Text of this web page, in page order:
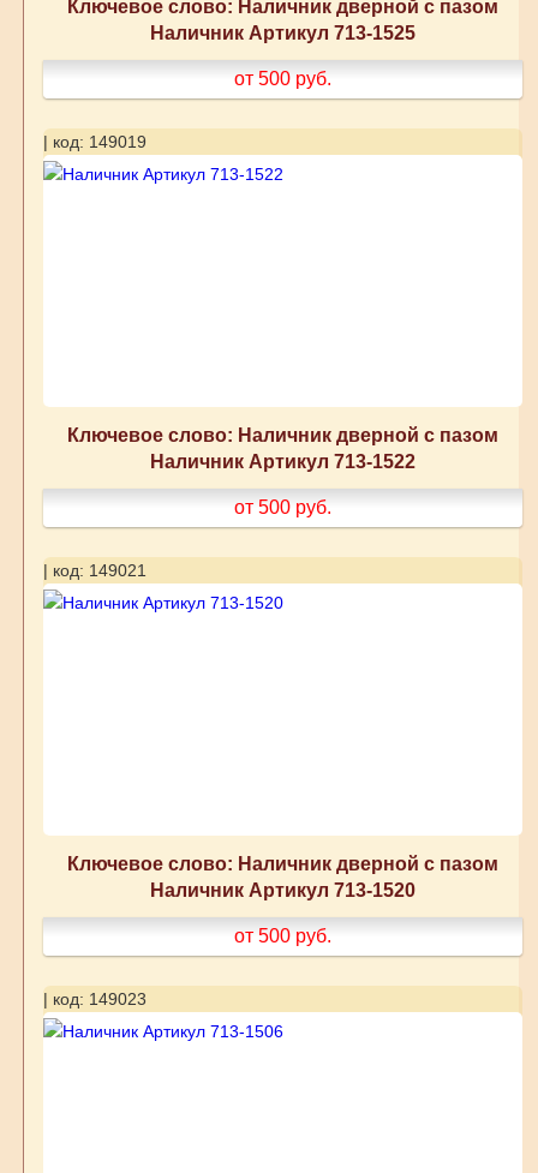
Ключевое слово: Наличник дверной с пазом
Наличник Артикул 713-1525
от 500 руб.
| код: 149019
Ключевое слово: Наличник дверной с пазом
Наличник Артикул 713-1522
от 500 руб.
| код: 149021
Ключевое слово: Наличник дверной с пазом
Наличник Артикул 713-1520
от 500 руб.
| код: 149023